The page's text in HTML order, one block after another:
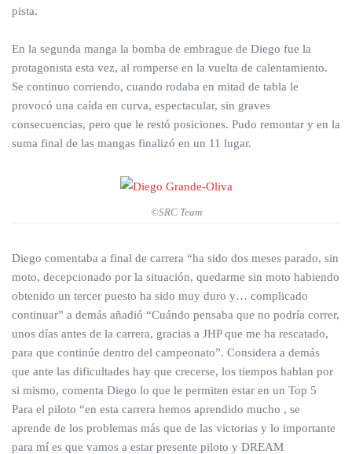
pista.
En la segunda manga la bomba de embrague de Diego fue la
protagonista esta vez, al romperse en la vuelta de calentamiento.
Se continuo corriendo, cuando rodaba en mitad de tabla le
provocó una caída en curva, espectacular, sin graves
consecuencias, pero que le restó posiciones. Pudo remontar y en la
suma final de las mangas finalizó en un 11 lugar.
©SRC Team
Diego comentaba a final de carrera “ha sido dos meses parado, sin
moto, decepcionado por la situación, quedarme sin moto habiendo
obtenido un tercer puesto ha sido muy duro y… complicado
continuar” a demás añadió “Cuándo pensaba que no podría correr,
unos días antes de la carrera, gracias a JHP que me ha rescatado,
para que continúe dentro del campeonato”. Considera a demás
que ante las dificultades hay que crecerse, los tiempos hablan por
si mismo, comenta Diego lo que le permiten estar en un Top 5
Para el piloto “en esta carrera hemos aprendido mucho , se
aprende de los problemas más que de las victorias y lo importante
para mí es que vamos a estar presente piloto y DREAM